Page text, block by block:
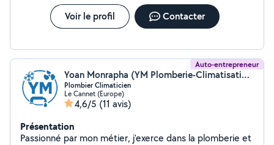
Voir le profil Contacter
Auto-entrepreneur
Yoan Monrapha (YM Plomberie-Climatisation-Ventilation)
Plombier Climaticien
Le Cannet (Europe)
4,6/5 (11 avis)
Présentation
Passionné par mon métier, j'exerce dans la plomberie et